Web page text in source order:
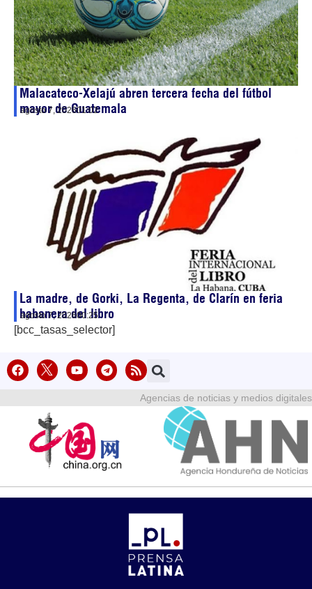
Malacateco-Xelajú abren tercera fecha del fútbol
mayor de Guatemala
agosto 7, 202601:02
La madre, de Gorki, La Regenta, de Clarín en feria
habanera del libro
agosto 7, 202600:25
[bcc_tasas_selector]
Agencias de noticias y medios digitales